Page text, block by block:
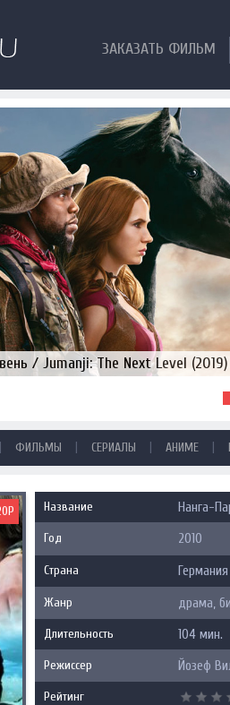
ЗАКАЗАТЬ ФИЛЬМ
/ Jumanji: The Next Level (2019)
| ФИЛЬМЫ | СЕРИАЛЫ | АНИМЕ |
Название Нанга-
Год 2010
Страна Германия
Жанр драма,
Длительность 104 мин.
Режиссер Йозеф
Рейтинг